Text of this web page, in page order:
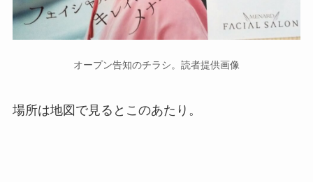
オープン告知のチラシ。読者提供画像
場所は地図で見るとこのあたり。